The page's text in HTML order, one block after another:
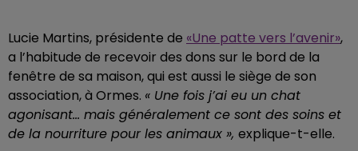
Lucie Martins, présidente de «Une patte vers l’avenir»,
a l’habitude de recevoir des dons sur le bord de la
fenêtre de sa maison, qui est aussi le siège de son
association, à Ormes. « Une fois j’ai eu un chat
agonisant... mais généralement ce sont des soins et
de la nourriture pour les animaux », explique-t-elle.